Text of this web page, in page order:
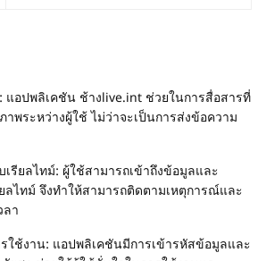
แอปพลิเคชัน ช้างlive.int ช่วยในการสื่อสารที่
พระหว่างผู้ใช้ ไม่ว่าจะเป็นการส่งข้อความ
รียลไทม์: ผู้ใช้สามารถเข้าถึงข้อมูลและ
ลไทม์ จึงทำให้สามารถติดตามเหตุการณ์และ
า
ใช้งาน: แอปพลิเคชันมีการเข้ารหัสข้อมูลและ